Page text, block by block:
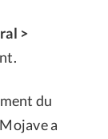
>
du
a